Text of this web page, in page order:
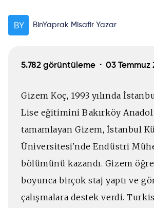
BinYaprak Misafir Yazar
5.782 görüntüleme · 03 Temmuz
Gizem Koç, 1993 yılında
Lise eğitimini Bakırköy
tamamlayan Gizem, İstanbul
Üniversitesi'nde Endüstri
bölümünü kazandı. Gizem
boyunca birçok staj yaptı ve
çalışmalara destek verdi.